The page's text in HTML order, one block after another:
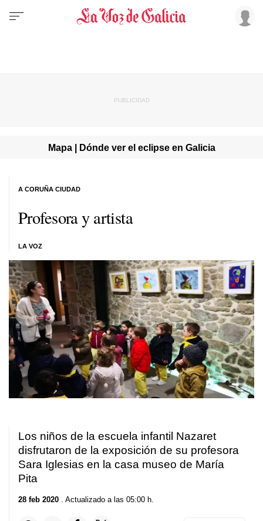
Mapa | Dónde ver el eclipse en Galicia
Profesora y artista
LA VOZ
A CORUÑA CIUDAD
Los niños de la escuela infantil Nazaret
disfrutaron de la exposición de su profesora
Sara Iglesias en la casa museo de María
Pita
28 feb 2020 . Actualizado a las 05:00 h.